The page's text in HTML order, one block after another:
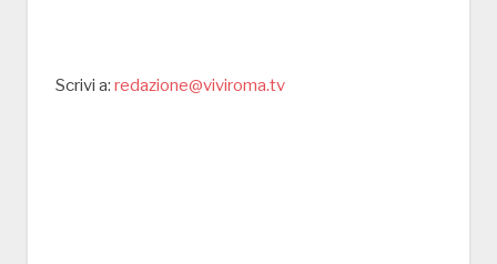
Scrivi a: redazione@viviroma.tv